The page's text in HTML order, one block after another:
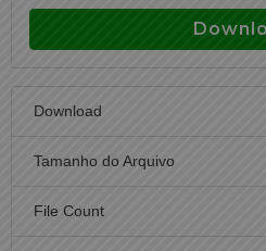
Download
Tamanho do Arquivo
File Count